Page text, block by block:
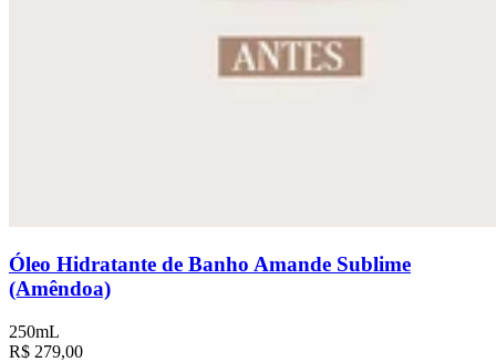
Óleo Hidratante de Banho Amande Sublime
(Amêndoa)
250mL
R$ 279,00